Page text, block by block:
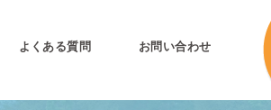
よくある質問 お問い合わせ